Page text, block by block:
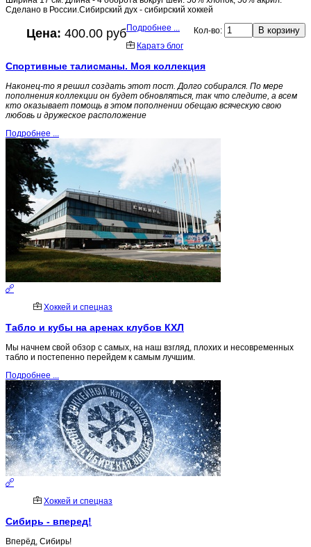
Сделано в России.Сибирский дух - сибирский хоккей
Цена: 400.00 руб Кол-во:
Подробнее ...
Каратэ блог
Спортивные талисманы. Моя коллекция
Наконец-то я решил создать этот пост. Долго собирался. По мере
пополнения коллекции он будет обновляться, так что следите, а всем
кто оказывает помощь в этом пополнении обещаю всяческую свою
любовь и дружеское расположение
Подробнее ...
Хоккей и спецназ
Табло и кубы на аренах клубов КХЛ
Мы начнем свой обзор с самых, на наш взгляд, плохих и несовременных
табло и постепенно перейдем к самым лучшим.
Подробнее ...
Хоккей и спецназ
Сибирь - вперед!
Вперёд, Сибирь!